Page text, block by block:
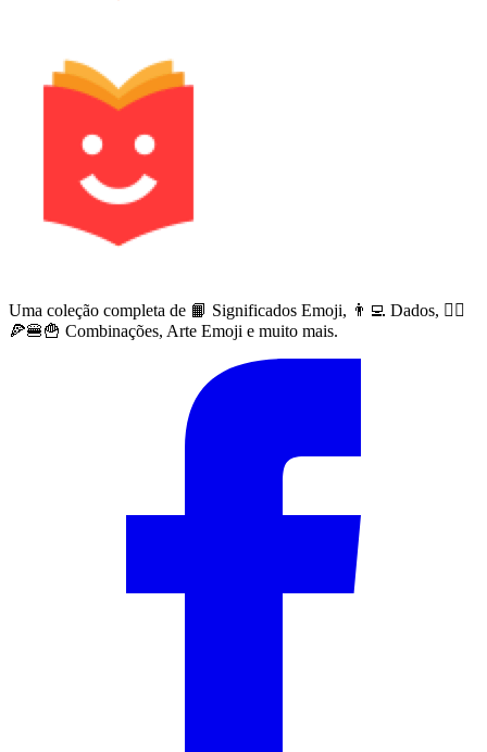
Uma coleção completa de 📙 Significados Emoji, 👨‍💻 Dados, 🙅‍♀️
🍕🍔🍟 Combinações, Arte Emoji e muito mais.